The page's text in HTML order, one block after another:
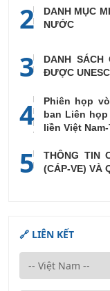
2
DANH MỤC
NƯỚC
3
DANH SÁCH
ĐƯỢC
4
Phiên họp
ban Liên
liền Việt
5
THÔNG TIN
(CÁP-VE) VÀ
🔗 LIÊN KẾT